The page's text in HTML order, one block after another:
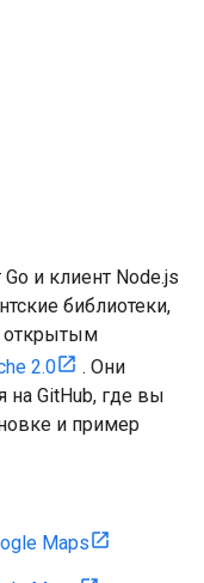
и клиент Node.js
библиотеки,
открытым
2.0
. Они
на GitHub, где вы
и пример
Maps